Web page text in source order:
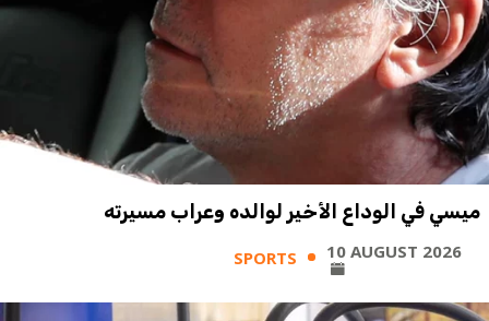
ميسي في الوداع الأخير لوالده وعراب مسيرته
SPORTS 10 AUGUST 2026